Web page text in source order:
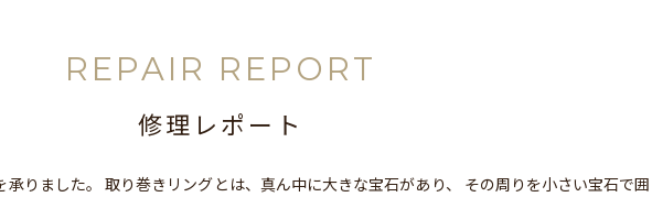
REPAIR REPORT
修理レポート
りました。 取り巻きリングとは、真ん中に大きな宝石があり、 その周りを小さい宝石で